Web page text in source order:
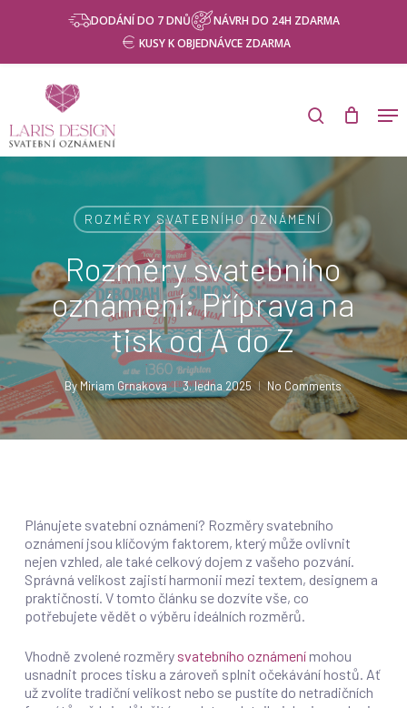
contentProducts
search
DODÁNÍ DO 7 DNŮ
NÁVRH DO 24H ZDARMA
KUSY K OBJEDNÁVCE ZDARMA
search
ROZMĚRY SVATEBNÍHO OZNÁMENÍ
Rozměry svatebního
oznámení: Příprava na
tisk od A do Z
By Miriam Grnakova 3. ledna 2025 No Comments
Plánujete svatební oznámení? Rozměry svatebního
oznámení jsou klíčovým faktorem, který může ovlivnit
nejen vzhled, ale také celkový dojem z vašeho pozvání.
Správná velikost zajistí harmonii mezi textem, designem a
praktičností. V tomto článku se dozvíte vše, co
potřebujete vědět o výběru ideálních rozměrů.
Vhodně zvolené rozměry svatebního oznámenímohou
usnadnit proces tisku a zároveň splnit očekávání hostů. Ať
už zvolíte tradiční velikost nebo se pustíte do netradičních